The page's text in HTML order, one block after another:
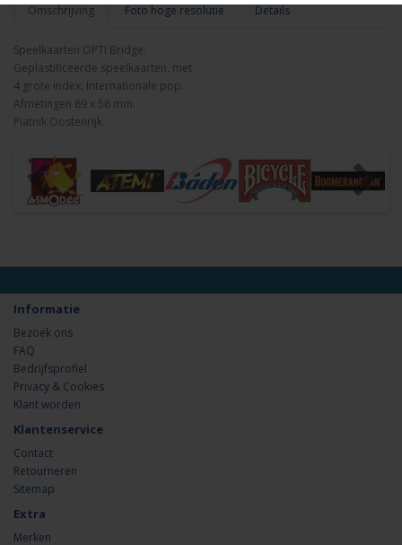
Omschrijving Foto hoge resolutie Details
Speelkaarten OPTI Bridge.
Geplastificeerde speelkaarten, met
4 grote index. Internationale pop.
Afmetingen 89 x 58 mm.
Piatnik Oostenrijk.
Informatie
Bezoek ons
FAQ
Bedrijfsprofiel
Privacy & Cookies
Klant worden
Klantenservice
Contact
Retourneren
Sitemap
Extra
Merken